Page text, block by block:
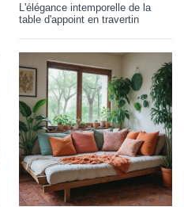
L'élégance intemporelle de la
table d'appoint en travertin